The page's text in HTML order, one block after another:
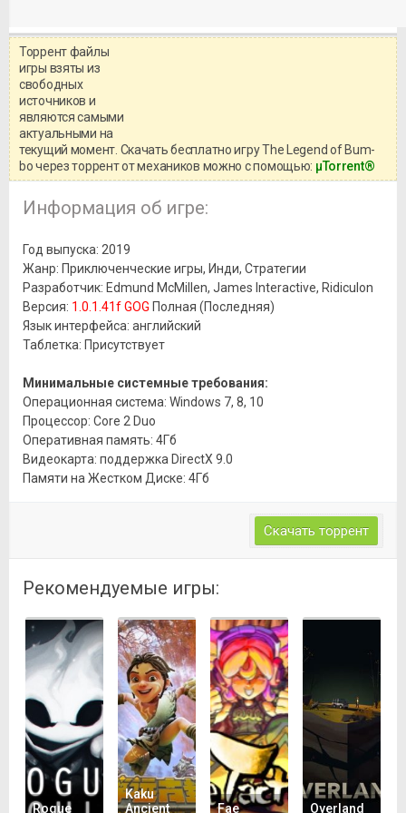
Торрент файлы
игры взяты из
свободных
источников и
являются самыми
актуальными на
текущий момент. Скачать бесплатно игру The Legend of Bum-
bo через торрент от механиков можно с помощью: μTorrent®
Информация об игре:
Год выпуска: 2019
Жанр: Приключенческие игры, Инди, Стратегии
Разработчик: Edmund McMillen, James Interactive, Ridiculon
Версия: 1.0.1.41f GOG Полная (Последняя)
Язык интерфейса: английский
Таблетка: Присутствует
Минимальные системные требования:
Операционная система: Windows 7, 8, 10
Процессор: Core 2 Duo
Оперативная память: 4Гб
Видеокарта: поддержка DirectX 9.0
Памяти на Жестком Диске: 4Гб
Скачать торрент
Рекомендуемые игры:
Rogue
Kaku
Ancient
Fae
Overland